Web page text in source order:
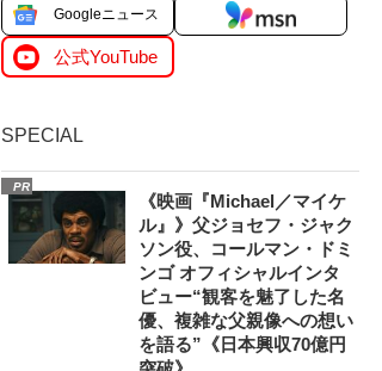
Googleニュース
公式YouTube
SPECIAL
PR
《映画『Michael／マイケ
ル』》父ジョセフ・ジャク
ソン役、コールマン・ドミ
ンゴ オフィシャルインタ
ビュー“観客を魅了した名
優、複雑な父親像への想い
を語る”《日本興収70億円